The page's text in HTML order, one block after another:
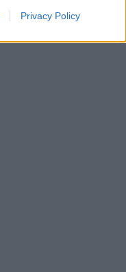
Privacy Policy